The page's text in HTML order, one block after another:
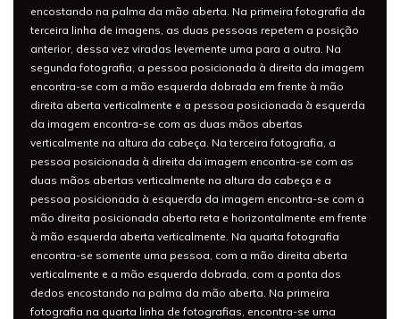
encostando na palma da mão aberta. Na primeira fotografia da
terceira linha de imagens, as duas pessoas repetem a posição
anterior, dessa vez viradas levemente uma para a outra. Na
segunda fotografia, a pessoa posicionada à direita da imagem
encontra-se com a mão esquerda dobrada em frente à mão
direita aberta verticalmente e a pessoa posicionada à esquerda
da imagem encontra-se com as duas mãos abertas
verticalmente na altura da cabeça. Na terceira fotografia, a
pessoa posicionada à direita da imagem encontra-se com as
duas mãos abertas verticalmente na altura da cabeça e a
pessoa posicionada à esquerda da imagem encontra-se com a
mão direita posicionada aberta reta e horizontalmente em frente
à mão esquerda aberta verticalmente. Na quarta fotografia
encontra-se somente uma pessoa, com a mão direita aberta
verticalmente e a mão esquerda dobrada, com a ponta dos
dedos encostando na palma da mão aberta. Na primeira
fotografia na quarta linha de fotografias, encontra-se uma